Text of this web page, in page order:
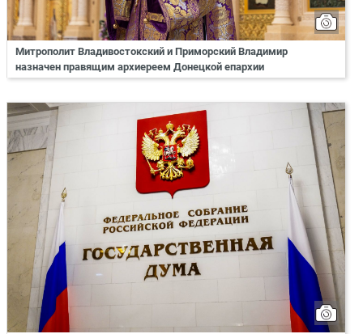
Митрополит Владивостокский и Приморский Владимир
назначен правящим архиереем Донецкой епархии